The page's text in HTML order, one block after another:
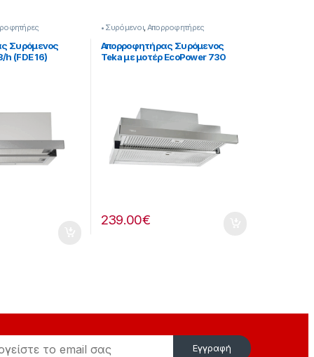
Συρόμενος
h (FDE 16)
• Συρόμενοι,Απορροφητήρες
Απορροφητήρας Συρόμενος
Teka με μοτέρ EcoPower 730
239.00€
Εγγραφή